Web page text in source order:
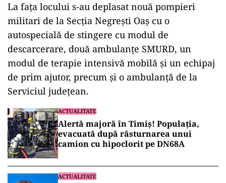
La faţa locului s-au deplasat nouă pompieri
militari de la Secţia Negreşti Oaş cu o
autospecială de stingere cu modul de
descarcerare, două ambulanţe SMURD, un
modul de terapie intensivă mobilă şi un echipaj
de prim ajutor, precum şi o ambulanţă de la
Serviciul judeţean.
ACTUALITATE
Alertă majoră în Timiș! Populația,
evacuată după răsturnarea unui
camion cu hipoclorit pe DN68A
ACTUALITATE